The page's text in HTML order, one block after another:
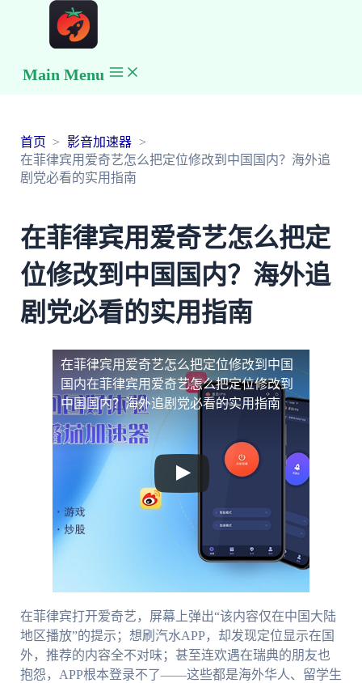
Main Menu
首页
影音加速器
在菲律宾用爱奇艺怎么把定位修改到中国国内？海外追
剧党必看的实用指南
在菲律宾用爱奇艺怎么把定
位修改到中国国内？海外追
剧党必看的实用指南
在菲律宾用爱奇艺怎么把定位修改到中国
国内在菲律宾用爱奇艺怎么把定位修改到
中国国内？海外追剧党必看的实用指南
在菲律宾打开爱奇艺，屏幕上弹出“该内容仅在中国大陆
地区播放”的提示；想刷汽水APP，却发现定位显示在国
外，推荐的内容全不对味；甚至连欢遇在瑞典的朋友也
抱怨，APP根本登录不了——这些都是海外华人、留学生